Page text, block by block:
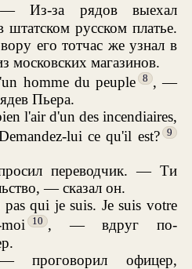
Из-за рядов выехал
штатском русском платье.
его тотчас же узнал в
московских магазинов.
homme du peuple
8 , —
Пьера.
l'air d'un des incendiaires,
lui ce qu'il est?
9
переводчик. — Ти
— сказал он.
qui je suis. Je suis votre
10 , — вдруг по-
офицер,